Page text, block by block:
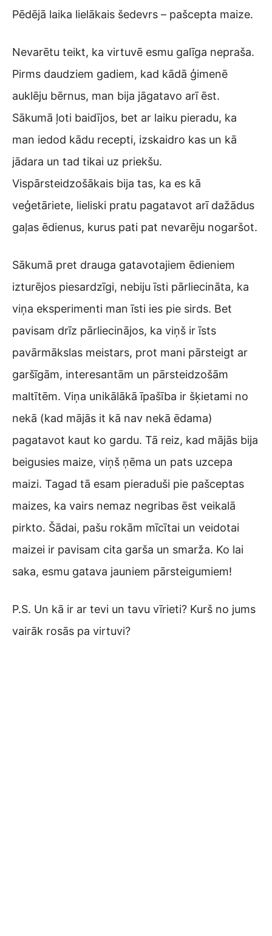
Pēdējā laika lielākais šedevrs – pašcepta maize.
Nevarētu teikt, ka virtuvē esmu galīga nepraša.
Pirms daudziem gadiem, kad kādā ģimenē
auklēju bērnus, man bija jāgatavo arī ēst.
Sākumā ļoti baidījos, bet ar laiku pieradu, ka
man iedod kādu recepti, izskaidro kas un kā
jādara un tad tikai uz priekšu.
Vispārsteidzošākais bija tas, ka es kā
veģetāriete, lieliski pratu pagatavot arī dažādus
gaļas ēdienus, kurus pati pat nevarēju nogaršot.
Sākumā pret drauga gatavotajiem ēdieniem
izturējos piesardzīgi, nebiju īsti pārliecināta, ka
viņa eksperimenti man īsti ies pie sirds. Bet
pavisam drīz pārliecinājos, ka viņš ir īsts
pavārmākslas meistars, prot mani pārsteigt ar
garšīgām, interesantām un pārsteidzošām
maltītēm. Viņa unikālākā īpašība ir šķietami no
nekā (kad mājās it kā nav nekā ēdama)
pagatavot kaut ko gardu. Tā reiz, kad mājās bija
beigusies maize, viņš ņēma un pats uzcepa
maizi. Tagad tā esam pieraduši pie pašceptas
maizes, ka vairs nemaz negribas ēst veikalā
pirkto. Šādai, pašu rokām mīcītai un veidotai
maizei ir pavisam cita garša un smarža. Ko lai
saka, esmu gatava jauniem pārsteigumiem!
P.S. Un kā ir ar tevi un tavu vīrieti? Kurš no jums
vairāk rosās pa virtuvi?